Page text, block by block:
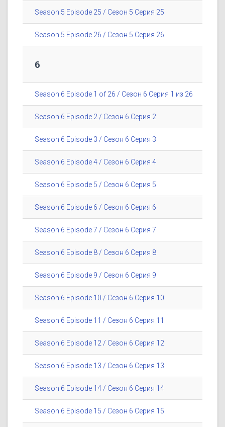
Season 5 Episode 25 / Сезон 5 Серия 25
Season 5 Episode 26 / Сезон 5 Серия 26
6
Season 6 Episode 1 of 26 / Сезон 6 Серия 1 из 26
Season 6 Episode 2 / Сезон 6 Серия 2
Season 6 Episode 3 / Сезон 6 Серия 3
Season 6 Episode 4 / Сезон 6 Серия 4
Season 6 Episode 5 / Сезон 6 Серия 5
Season 6 Episode 6 / Сезон 6 Серия 6
Season 6 Episode 7 / Сезон 6 Серия 7
Season 6 Episode 8 / Сезон 6 Серия 8
Season 6 Episode 9 / Сезон 6 Серия 9
Season 6 Episode 10 / Сезон 6 Серия 10
Season 6 Episode 11 / Сезон 6 Серия 11
Season 6 Episode 12 / Сезон 6 Серия 12
Season 6 Episode 13 / Сезон 6 Серия 13
Season 6 Episode 14 / Сезон 6 Серия 14
Season 6 Episode 15 / Сезон 6 Серия 15